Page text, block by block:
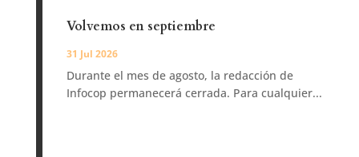
Volvemos en septiembre
31 Jul 2026
Durante el mes de agosto, la redacción de
Infocop permanecerá cerrada. Para cualquier...